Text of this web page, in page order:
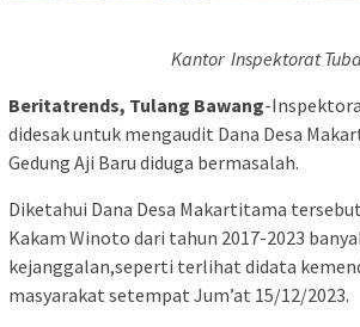
Kantor Inspektorat Tuba
Beritatrends, Tulang Bawang-
didesak untuk mengaudit Dana Desa
Gedung Aji Baru diduga bermasalah.
Diketahui Dana Desa Makartitama
Kakam Winoto dari tahun 2017-2023
kejanggalan,seperti terlihat didata
masyarakat setempat Jum’at 15/12/2023.